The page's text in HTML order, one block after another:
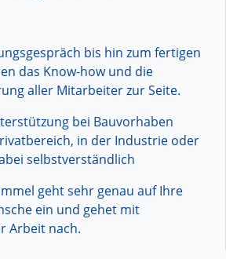
bis hin zum fertigen
das Know-how und die
aller Mitarbeiter zur Seite.
bei Bauvorhaben
in der Industrie oder
selbstverständlich
geht sehr genau auf Ihre
ein und gehet mit
Arbeit nach.